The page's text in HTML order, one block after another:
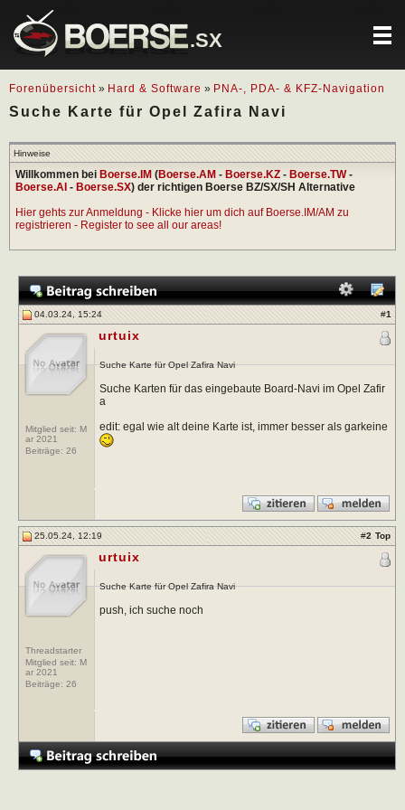
.SX
Forenübersicht » Hard & Software » PNA-, PDA- & KFZ-Navigation
Suche Karte für Opel Zafira Navi
Hinweise
Willkommen bei Boerse.IM (Boerse.AM - Boerse.KZ - Boerse.TW-
Boerse.AI - Boerse.SX) der richtigen Boerse BZ/SX/SH Alternative
Hier gehts zur Anmeldung - Klicke hier um dich auf Boerse.IM/AM zu
registrieren - Register to see all our areas!
04.03.24, 15:24 #1
Mitglied seit: M
ar 2021
Beiträge: 26
urtuix
Suche Karte für Opel Zafira Navi
Suche Karten für das eingebaute Board-Navi im Opel Zafir
a
edit: egal wie alt deine Karte ist, immer besser als garkeine
25.05.24, 12:19 #2 Top
Threadstarter
Mitglied seit: M
ar 2021
Beiträge: 26
urtuix
Suche Karte für Opel Zafira Navi
push, ich suche noch